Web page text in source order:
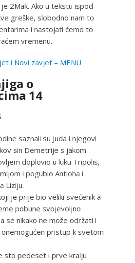
je 2Mak. Ako u tekstu ispod
greške, slobodno nam to
i nastojati ćemo to
vremenu.
i Novi zavjet – MENU
o
14
saznali su Juda i njegovi
sin Demetrije s jakom
doplovio u luku Tripolis,
i pogubio Antioha i
Liziju.
je prije bio veliki svećenik a
pobune svojevoljno
se nikako ne može održati i
pristup k svetom
sto pedeset i prve kralju